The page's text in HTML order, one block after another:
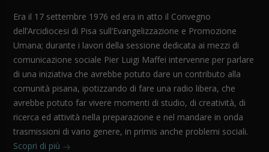
Era il 17 settembre 1976 ed era in atto il Convegno
dell’Arcidiocesi di Pisa sull’Evangelizzazione e Promozione
Umana; durante i lavori della sessione dedicata ai mezzi di
comunicazione sociale Pier Luigi Maffei intervenne per parlare
di una iniziativa che avrebbe potuto dare un contributo alla
comunità pisana, ipotizzando di fare una radio libera, che
avrebbe potuto far vivere momenti di studio, di creatività, di
ricerca ed attività nella preparazione e nel mandare in onda
trasmissioni di vario genere, in primis anche problemi sociali.
Scopri di più